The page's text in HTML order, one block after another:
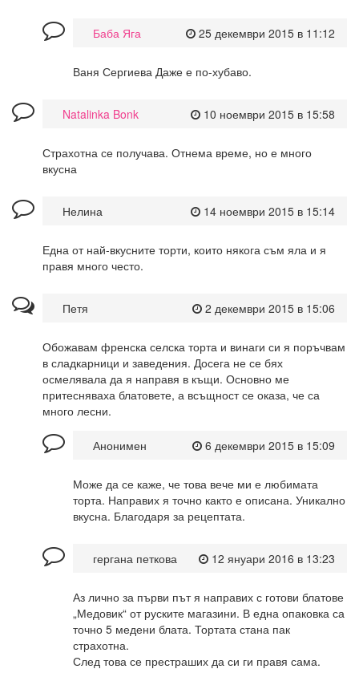
25 декември 2015 в 11:12
Баба Яга
Ваня Сергиева Даже е по-хубаво.
10 ноември 2015 в 15:58
Natalinka Bonk
Страхотна се получава. Отнема време, но е много
вкусна
14 ноември 2015 в 15:14
Нелина
Една от най-вкусните торти, които някога съм яла и я
правя много често.
2 декември 2015 в 15:06
Петя
Обожавам френска селска торта и винаги си я поръчвам
в сладкарници и заведения. Досега не се бях
осмелявала да я направя в къщи. Основно ме
притесняваха блатовете, а всъщност се оказа, че са
много лесни.
6 декември 2015 в 15:09
Анонимен
Може да се каже, че това вече ми е любимата
торта. Направих я точно както е описана. Уникално
вкусна. Благодаря за рецептата.
12 януари 2016 в 13:23
гергана петкова
Аз лично за първи път я направих с готови блатове
„Медовик“ от руските магазини. В една опаковка са
точно 5 медени блата. Тортата стана пак
страхотна.
След това се престраших да си ги правя сама.